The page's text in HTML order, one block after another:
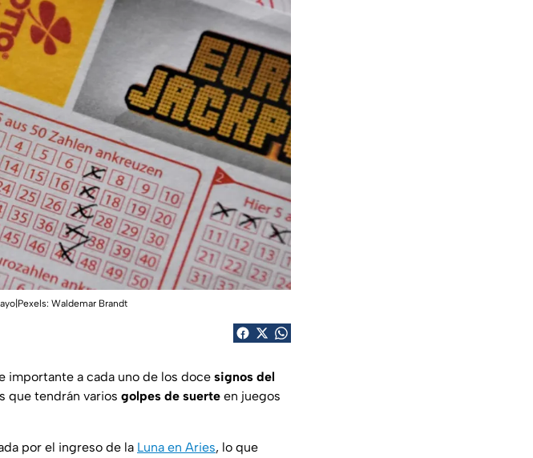
Waldemar Brandt
importante a cada uno de los doce signos del
que tendrán varios golpes de suerte en juegos
por el ingreso de la Luna en Aries, lo que